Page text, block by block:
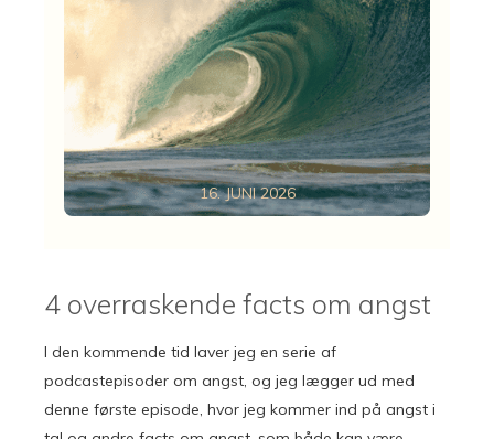
4 overraskende facts om angst
16. JUNI 2026
I den kommende tid laver jeg en serie af
podcastepisoder om angst, og jeg lægger ud med
denne første episode, hvor jeg kommer ind på angst i